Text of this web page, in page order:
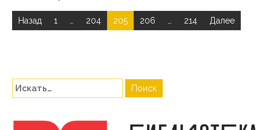
Назад 1 204 205 206 214 Далее